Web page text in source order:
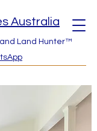
Australia
Land Hunter™